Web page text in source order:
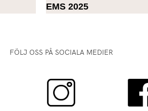
EMS 2025
FÖLJ OSS PÅ SOCIALA MEDIER